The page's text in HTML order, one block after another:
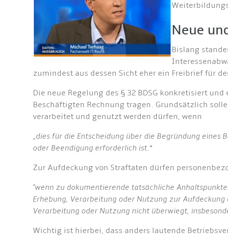
Neue
Bislang
zumindest aus dessen Sicht eher ein Freibrief für
Die neue Regelung des § 32 BDSG konkretisiert
Beschäftigten Rechnung tragen. Grundsätzlich
verarbeitet und genutzt werden dürfen, wenn
„dies für die Entscheidung über die Begründung eines
oder Beendigung erforderlich ist.“
Zur Aufdeckung von Straftaten dürfen
"wenn zu dokumentierende tatsächliche
Erhebung, Verarbeitung oder Nutzung zur
Verarbeitung oder Nutzung nicht überwiegt,
Wichtig ist hierbei, dass anders lautende